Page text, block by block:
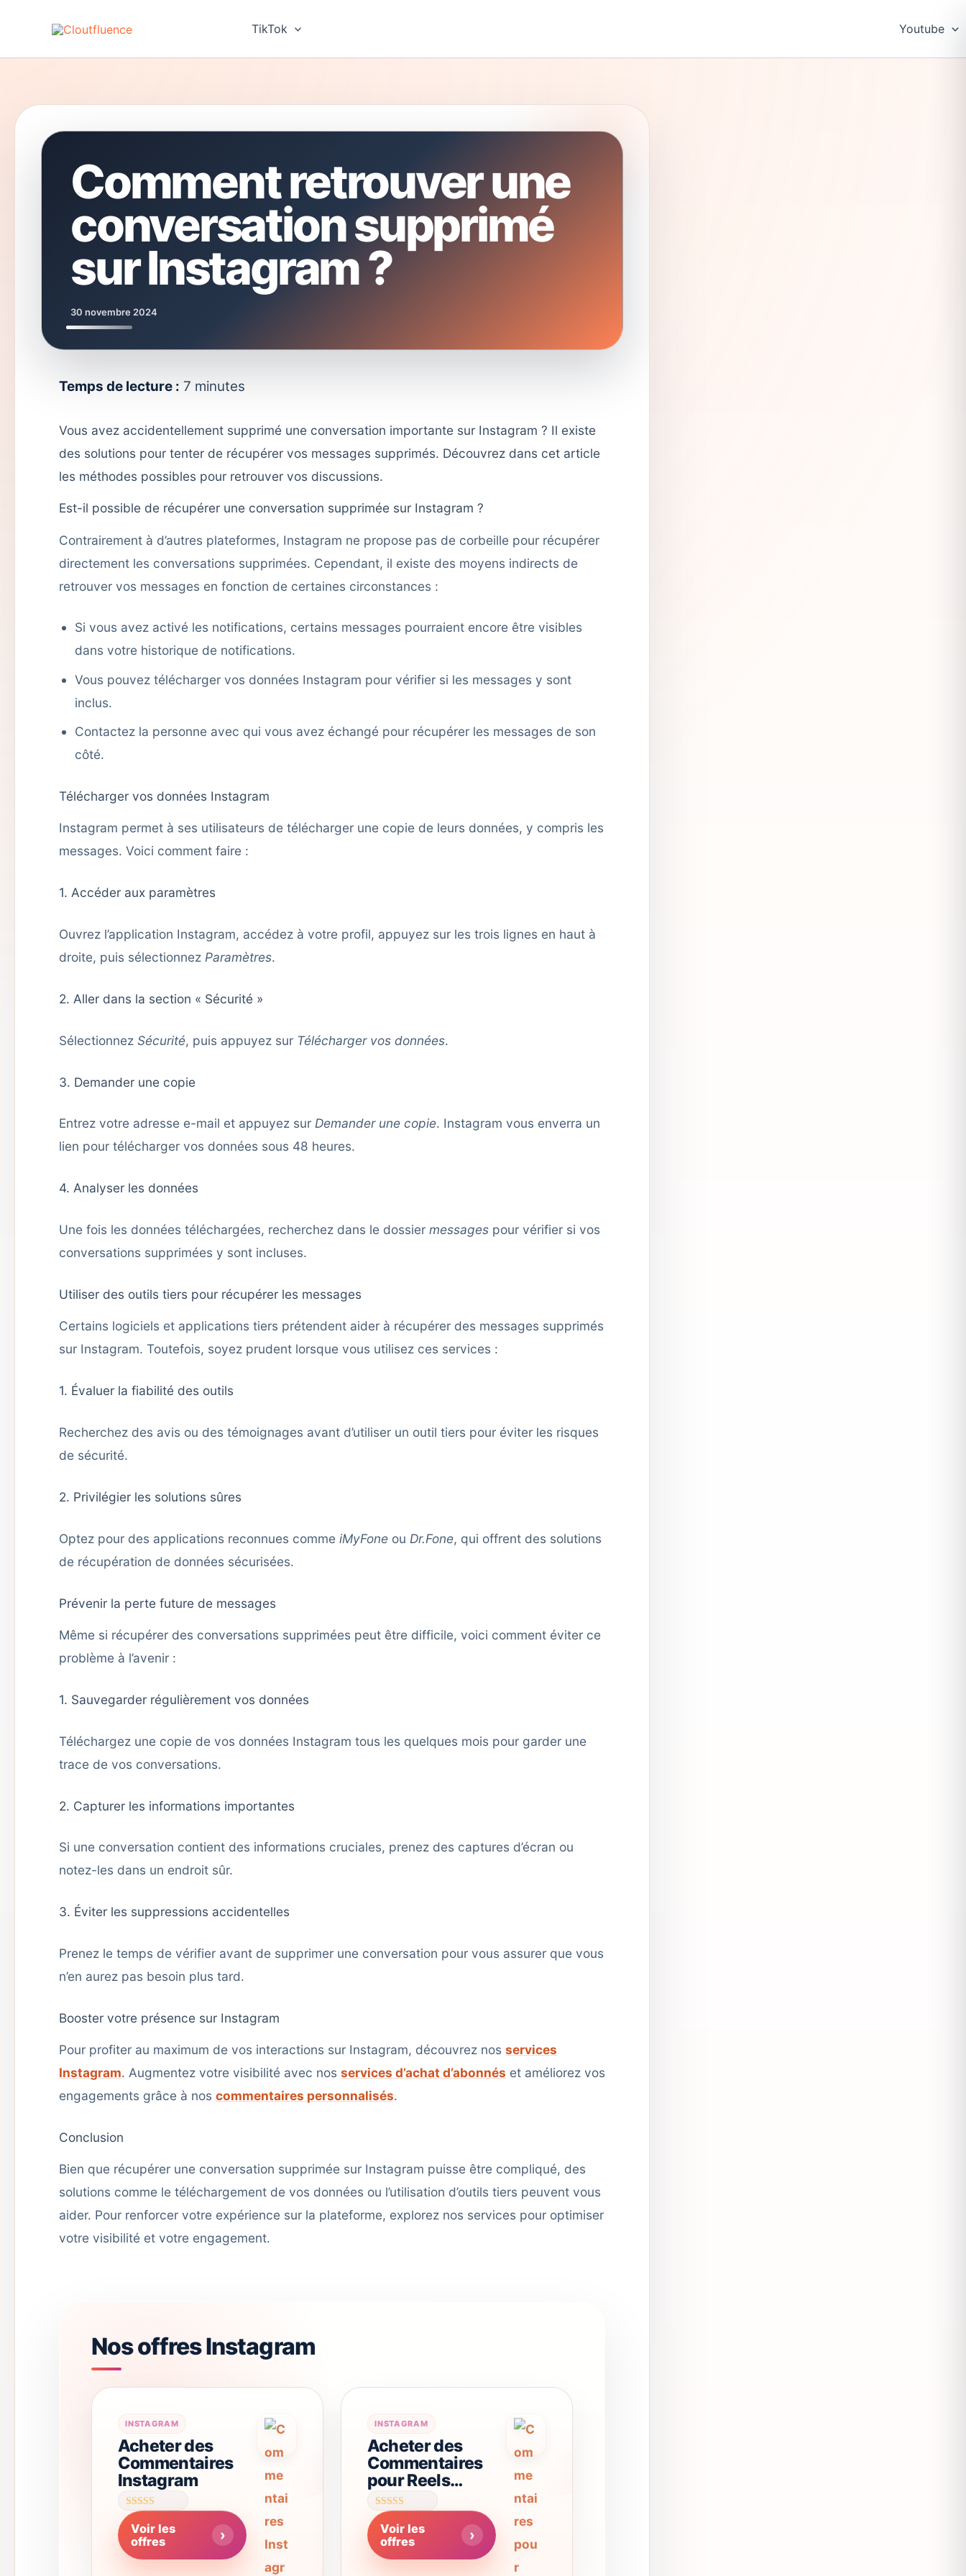
TikTok Youtube
Comment retrouver une
conversation supprimé
sur Instagram ?
30 novembre 2024
Temps de lecture : 7 minutes
Vous avez accidentellement supprimé une conversation importante sur Instagram ? Il existe
des solutions pour tenter de récupérer vos messages supprimés. Découvrez dans cet article
les méthodes possibles pour retrouver vos discussions.
Est-il possible de récupérer une conversation supprimée sur Instagram ?
Contrairement à d’autres plateformes, Instagram ne propose pas de corbeille pour récupérer
directement les conversations supprimées. Cependant, il existe des moyens indirects de
retrouver vos messages en fonction de certaines circonstances :
Si vous avez activé les notifications, certains messages pourraient encore être visibles
dans votre historique de notifications.
Vous pouvez télécharger vos données Instagram pour vérifier si les messages y sont
inclus.
Contactez la personne avec qui vous avez échangé pour récupérer les messages de son
côté.
Télécharger vos données Instagram
Instagram permet à ses utilisateurs de télécharger une copie de leurs données, y compris les
messages. Voici comment faire :
1. Accéder aux paramètres
Ouvrez l’application Instagram, accédez à votre profil, appuyez sur les trois lignes en haut à
droite, puis sélectionnez Paramètres.
2. Aller dans la section « Sécurité »
Sélectionnez Sécurité, puis appuyez sur Télécharger vos données.
3. Demander une copie
Entrez votre adresse e-mail et appuyez sur Demander une copie. Instagram vous enverra un
lien pour télécharger vos données sous 48 heures.
4. Analyser les données
Une fois les données téléchargées, recherchez dans le dossier messagespour vérifier si vos
conversations supprimées y sont incluses.
Utiliser des outils tiers pour récupérer les messages
Certains logiciels et applications tiers prétendent aider à récupérer des messages supprimés
sur Instagram. Toutefois, soyez prudent lorsque vous utilisez ces services :
1. Évaluer la fiabilité des outils
Recherchez des avis ou des témoignages avant d’utiliser un outil tiers pour éviter les risques
de sécurité.
2. Privilégier les solutions sûres
Optez pour des applications reconnues comme iMyFoneou Dr.Fone, qui offrent des solutions
de récupération de données sécurisées.
Prévenir la perte future de messages
Même si récupérer des conversations supprimées peut être difficile, voici comment éviter ce
problème à l’avenir :
1. Sauvegarder régulièrement vos données
Téléchargez une copie de vos données Instagram tous les quelques mois pour garder une
trace de vos conversations.
2. Capturer les informations importantes
Si une conversation contient des informations cruciales, prenez des captures d’écran ou
notez-les dans un endroit sûr.
3. Éviter les suppressions accidentelles
Prenez le temps de vérifier avant de supprimer une conversation pour vous assurer que vous
n’en aurez pas besoin plus tard.
Booster votre présence sur Instagram
Pour profiter au maximum de vos interactions sur Instagram, découvrez nos services
Instagram. Augmentez votre visibilité avec nos services d’achat d’abonnés et améliorez vos
engagements grâce à nos commentaires personnalisés.
Conclusion
Bien que récupérer une conversation supprimée sur Instagram puisse être compliqué, des
solutions comme le téléchargement de vos données ou l’utilisation d’outils tiers peuvent vous
aider. Pour renforcer votre expérience sur la plateforme, explorez nos services pour optimiser
votre visibilité et votre engagement.
Nos offres Instagram
INSTAGRAM
Acheter des
Commentaires
Instagram
Note
4.61
sur 5
Voir les
offres
Ce
produit
a
plusieurs
variations.
Les
options
INSTAGRAM
Acheter des
Commentaires
pour Reels
Instagram
Note
4.62
sur 5
Voir les
offres
Ce
produit
a
plusieurs
variations.
Les
options